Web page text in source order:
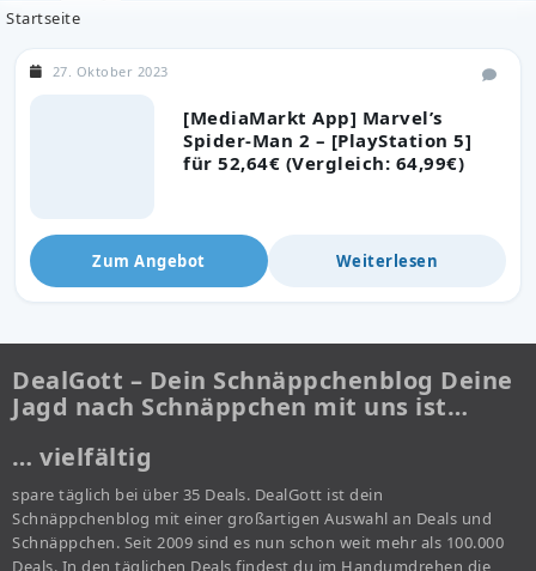
Startseite
[MediaMarkt App] Marvel’s
Spider-Man 2 – [PlayStation 5]
für 52,64€ (Vergleich: 64,99€)
27. Oktober 2023
Zum Angebot Weiterlesen
DealGott – Dein Schnäppchenblog Deine
Jagd nach Schnäppchen mit uns ist…
… vielfältig
spare täglich bei über 35 Deals. DealGott ist dein
Schnäppchenblog mit einer großartigen Auswahl an Deals und
Schnäppchen. Seit 2009 sind es nun schon weit mehr als 100.000
Deals. In den täglichen Deals findest du im Handumdrehen die